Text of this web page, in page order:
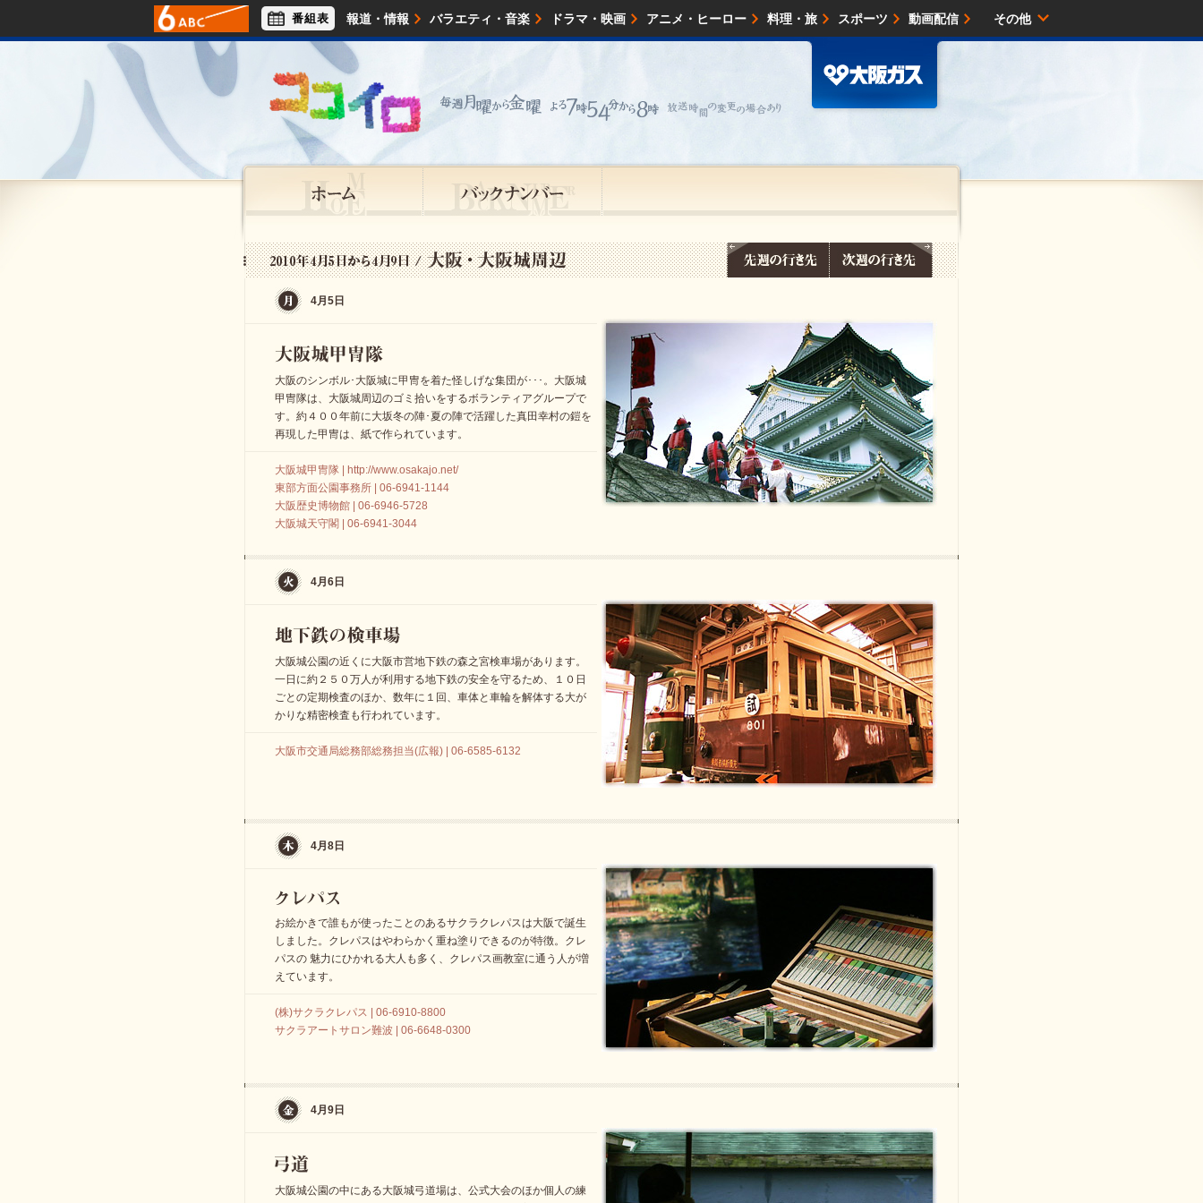
報道・情報 バラエティ・音楽 ドラマ・映画 アニメ・ヒーロー 料理・旅 スポーツ 動画配信
アナウンサー ライフスタイル
番組表 その他
4月5日
大阪のシンボル･大阪城に甲冑を着た怪しげな集団が･･･。大阪城
甲冑隊は、大阪城周辺のゴミ拾いをするボランティアグループで
す。約４００年前に大坂冬の陣･夏の陣で活躍した真田幸村の鎧を
再現した甲冑は、紙で作られています。
大阪城甲冑隊 | http://www.osakajo.net/
東部方面公園事務所 | 06-6941-1144
大阪歴史博物館 | 06-6946-5728
大阪城天守閣 | 06-6941-3044
4月6日
大阪城公園の近くに大阪市営地下鉄の森之宮検車場があります。
一日に約２５０万人が利用する地下鉄の安全を守るため、１０日
ごとの定期検査のほか、数年に１回、車体と車輪を解体する大が
かりな精密検査も行われています。
大阪市交通局総務部総務担当(広報) | 06-6585-6132
4月8日
お絵かきで誰もが使ったことのあるサクラクレパスは大阪で誕生
しました。クレパスはやわらかく重ね塗りできるのが特徴。クレ
パスの 魅力にひかれる大人も多く、クレパス画教室に通う人が増
えています。
(株)サクラクレパス | 06-6910-8800
サクラアートサロン難波 | 06-6648-0300
4月9日
大阪城公園の中にある大阪城弓道場は、公式大会のほか個人の練